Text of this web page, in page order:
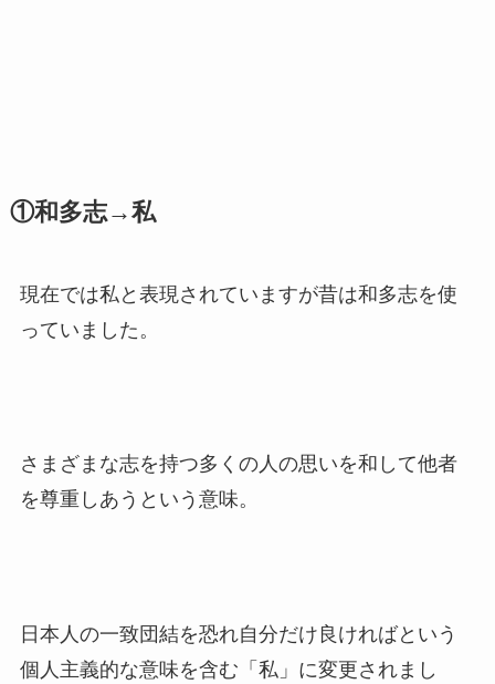
①和多志→私
現在では私と表現されていますが昔は和多志を使
っていました。
さまざまな志を持つ多くの人の思いを和して他者
を尊重しあうという意味。
日本人の一致団結を恐れ自分だけ良ければという
個人主義的な意味を含む「私」に変更されまし